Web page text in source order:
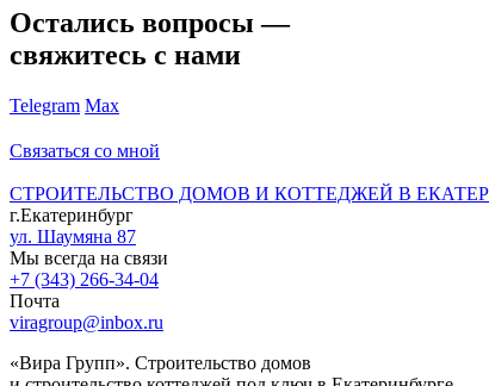
Остались вопросы —
свяжитесь с нами
Telegram Max
Связаться со мной
СТРОИТЕЛЬСТВО ДОМОВ И КОТТЕДЖЕЙ В
г.Екатеринбург
ул. Шаумяна 87
Мы всегда на связи
+7 (343) 266-34-04
Почта
viragroup@inbox.ru
«Вира Групп». Строительство домов